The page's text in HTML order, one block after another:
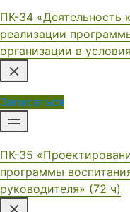
ПК-34 «Деятельность
реализации
организации в
Записаться
ПК-35
программы
руководителя» (72 ч)